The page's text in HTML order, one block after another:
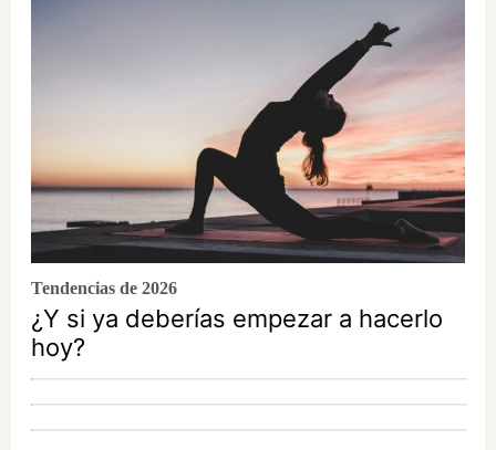
Tendencias de 2026
¿Y si ya deberías empezar a hacerlo
hoy?